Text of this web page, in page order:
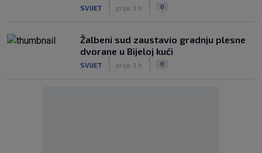
SVIJET prije 3 h 0
Žalbeni sud zaustavio gradnju plesne
dvorane u Bijeloj kući
SVIJET prije 3 h 0